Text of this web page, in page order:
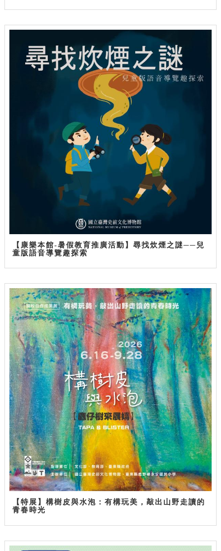
【康樂本館-暑假教育推廣活動】尋找炊煙之謎──兒
童版語音導覽趣探索
【特展】構樹皮與水泡：有構玩美，敲出山野走讀的
青春時光